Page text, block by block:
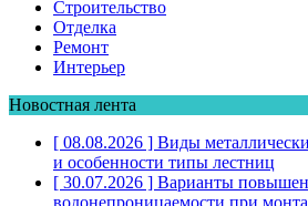
Строительство
Отделка
Ремонт
Интерьер
Новостная лента
[ 08.08.2026 ] Виды
и особенности типы лестниц
[ 30.07.2026 ] Варианты
водонепроницаемости при